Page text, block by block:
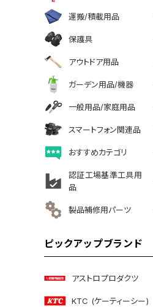
運搬/積載用品
保護具
アウトドア用品
ガーデン用品/機器
一般用品/家庭用品
スマートフォン関連品
おすすめカテゴリ
認証工場基準工具用
品
製品補修用パーツ
ピックアップブランド
アストロプロダクツ
KTC (ケーティーシー)